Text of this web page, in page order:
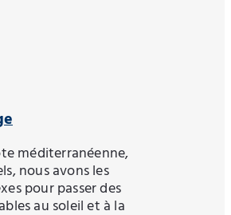
méditerranéenne,
nous avons les
pour passer des
au soleil et à la